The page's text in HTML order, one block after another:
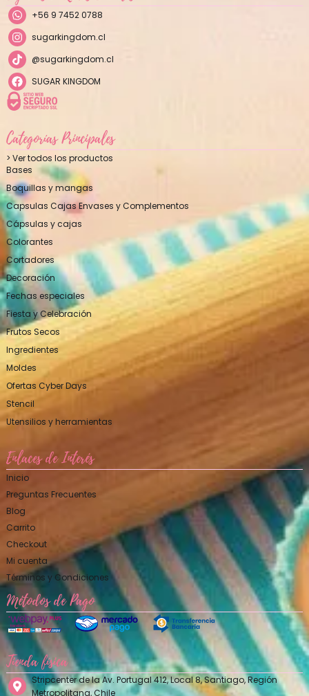
+56 9 7452 0788
sugarkingdom.cl
@sugarkingdom.cl
SUGAR KINGDOM
Categorías Principales
> Ver todos los productos
Bases
Boquillas y mangas
Capsulas Cajas Envases y Complementos
Cápsulas y cajas
Colorantes
Cortadores
Decoración
Fechas especiales
Fiesta y Celebración
Frutos Secos
Ingredientes
Moldes
Ofertas Cyber Days
Stencil
Utensilios y herramientas
Enlaces de Interés
Inicio
Preguntas Frecuentes
Blog
Carrito
Checkout
Mi cuenta
Términos y Condiciones
Métodos de Pago
Tienda física
Stripcenter de la Av. Portugal 412, Local 8, Santiago, Región
Metropolitana, Chile